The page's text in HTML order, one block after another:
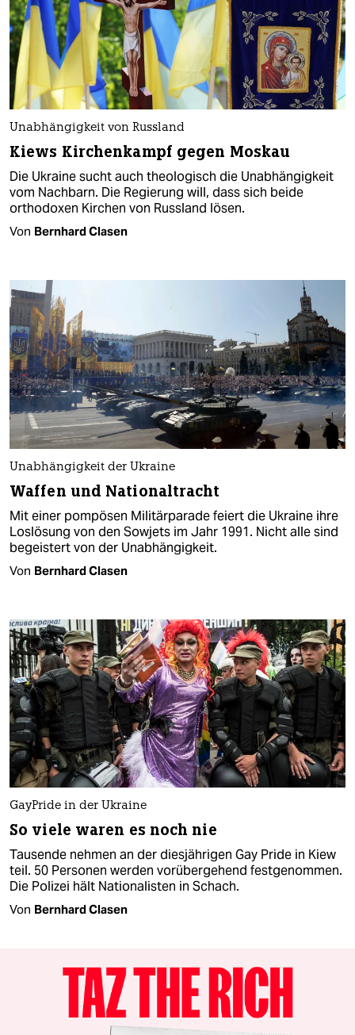
Unabhängigkeit von Russland
Kiews Kirchenkampf gegen Moskau
Die Ukraine sucht auch theologisch die Unabhängigkeit
vom Nachbarn. Die Regierung will, dass sich beide
orthodoxen Kirchen von Russland lösen.
Von Bernhard Clasen
Unabhängigkeit der Ukraine
Waffen und Nationaltracht
Mit einer pompösen Militärparade feiert die Ukraine ihre
Loslösung von den Sowjets im Jahr 1991. Nicht alle sind
begeistert von der Unabhängigkeit.
Von Bernhard Clasen
GayPride in der Ukraine
So viele waren es noch nie
Tausende nehmen an der diesjährigen Gay Pride in Kiew
teil. 50 Personen werden vorübergehend festgenommen.
Die Polizei hält Nationalisten in Schach.
Von Bernhard Clasen